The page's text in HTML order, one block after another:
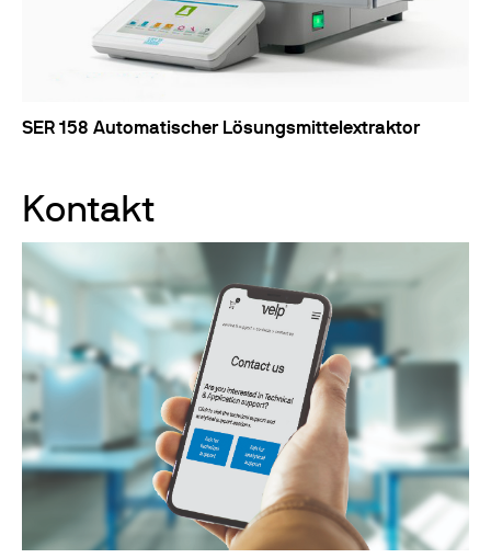
SER 158 Automatischer Lösungsmittelextraktor
Kontakt